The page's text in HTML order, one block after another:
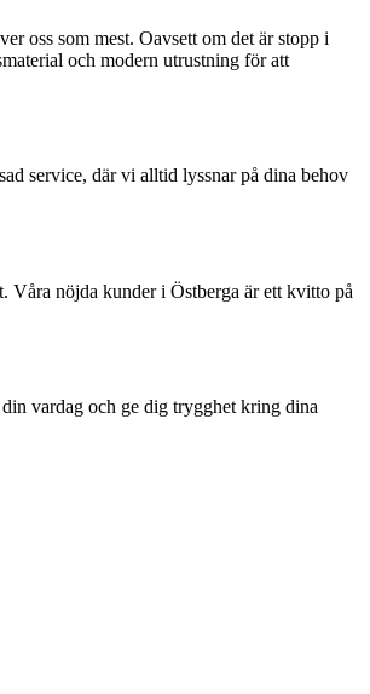
oss som mest. Oavsett om det är stopp i
och modern utrustning för att
service, där vi alltid lyssnar på dina behov
Våra nöjda kunder i Östberga är ett kvitto på
vardag och ge dig trygghet kring dina